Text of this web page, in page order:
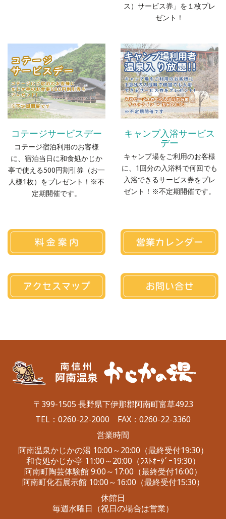
ス）サービス券」を１枚プレ
ゼント！
コテージサービスデー
コテージ宿泊利用のお客様
に、宿泊当日に和食処かじか
亭で使える500円割引券（お一
人様1枚）をプレゼント！※不
定期開催です。
キャンプ入浴サービス
デー
キャンプ場をご利用のお客様
に、1回分の入浴料で何回でも
入浴できるサービス券をプレ
ゼント！※不定期開催です。
〒399-1505 長野県下伊那郡阿南町富草4923
TEL： 0260-22-2000 FAX：0260-22-3360
営業時間
阿南温泉かじかの湯 10:00～20:00（最終受付19:30）
和食処かじか亭 11:00～20:00（ﾗｽﾄｵｰﾀﾞｰ19:30）
阿南町陶芸体験館 9:00～17:00（最終受付16:00）
阿南町化石展示館 10:00～16:00（最終受付15:30）
休館日
毎週水曜日（祝日の場合は営業）